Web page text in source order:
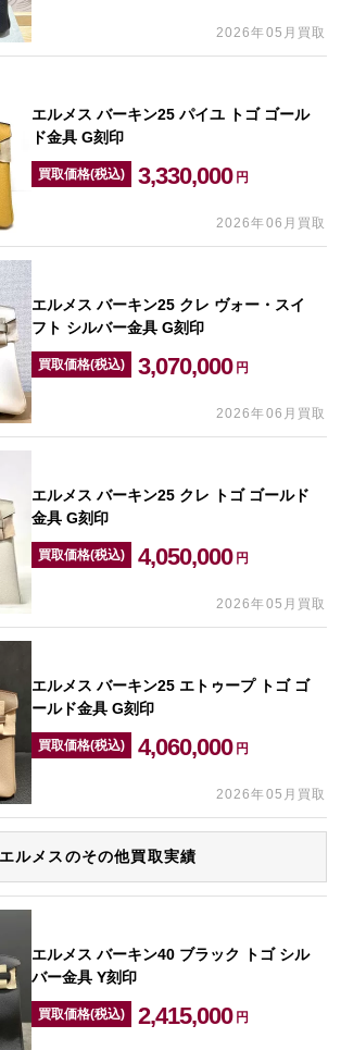
2026年05月買取
エルメス バーキン25 パイユ トゴ ゴール
ド金具 G刻印
買取価格(税込) 3,330,000 円
2026年06月買取
エルメス バーキン25 クレ ヴォー・スイ
フト シルバー金具 G刻印
買取価格(税込) 3,070,000 円
2026年06月買取
エルメス バーキン25 クレ トゴ ゴールド
金具 G刻印
買取価格(税込) 4,050,000 円
2026年05月買取
エルメス バーキン25 エトゥープ トゴ ゴ
ールド金具 G刻印
買取価格(税込) 4,060,000 円
2026年05月買取
エルメスのその他買取実績
エルメス バーキン40 ブラック トゴ シル
バー金具 Y刻印
買取価格(税込) 2,415,000 円